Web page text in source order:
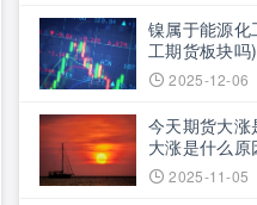
镍属于能源
工期货板块吗)
2025-12-06
今天期货大
大涨是什么原
2025-11-05